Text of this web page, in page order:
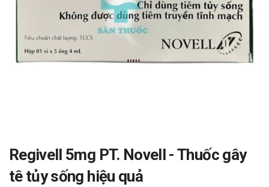
Regivell 5mg PT. Novell - Thuốc gây
tê tủy sống hiệu quả